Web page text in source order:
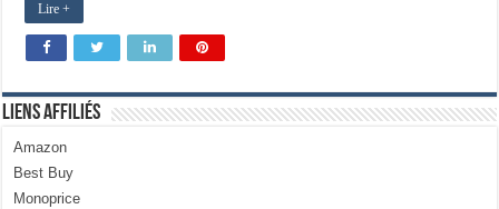
Lire +
Liens Affiliés
Amazon
Best Buy
Monoprice